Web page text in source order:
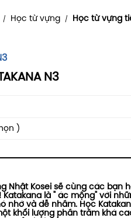
/ Học từ vựng / Học từ vựng
N3
)
Nhật Kosei sẽ cùng các bạn
Katakana là " ác mộng" với
nhớ và dễ nhầm. Học
khối lượng phần trăm khá